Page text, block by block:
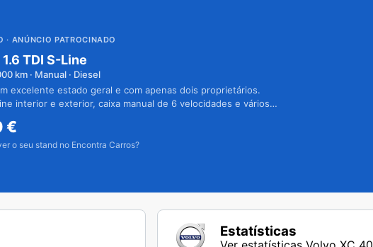
· ANÚNCIO PATROCINADO
TDI S-Line
km · Manual · Diesel
excelente estado geral e com apenas dois proprietários.
interior e exterior, caixa manual de 6 velocidades e vários
€
o seu stand no Encontra Carros?
Estatísticas